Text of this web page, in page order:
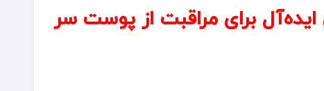
ایده‌آل برای مراقبت از پوست سر